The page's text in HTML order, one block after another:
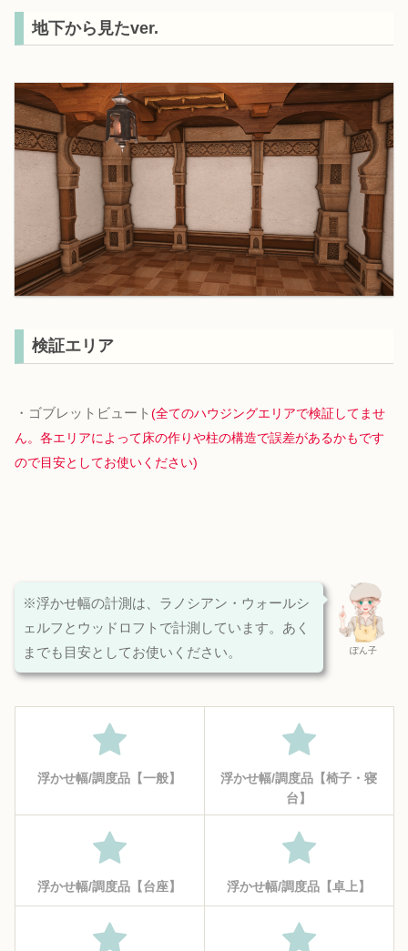
地下から見たver.
検証エリア
・ゴブレットビュート (全てのハウジングエリアで検証してませ
ん。各エリアによって床の作りや柱の構造で誤差があるかもです
ので目安としてお使いください)
ぽん子
※浮かせ幅の計測は、ラノシアン・ウォールシ
ェルフとウッドロフトで計測しています。あく
までも目安としてお使いください。
浮かせ幅/調度品【一般】
浮かせ幅/調度品【椅子・寝
台】
浮かせ幅/調度品【台座】 浮かせ幅/調度品【卓上】